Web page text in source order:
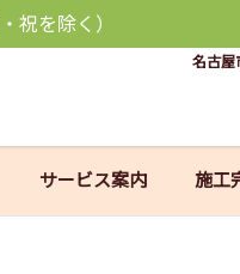
祝を除く）
名古屋
サービス案内 施工